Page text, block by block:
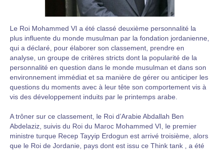
Le Roi Mohammed VI a été classé deuxième personnalité la
plus influente du monde musulman par la fondation jordanienne,
qui a déclaré, pour élaborer son classement, prendre en
analyse, un groupe de critères stricts dont la popularité de la
personnalité en question dans le monde musulman et dans son
environnement immédiat et sa manière de gérer ou anticiper les
questions du moments avec à leur tête son comportement vis à
vis des développement induits par le printemps arabe.
A trôner sur ce classement, le Roi d’Arabie Abdallah Ben
Abdelaziz, suivis du Roi du Maroc Mohammed VI, le premier
ministre turque Recep Tayyip Erdogun est arrivé troisième, alors
que le Roi de Jordanie, pays dont est issu ce Think tank , a été